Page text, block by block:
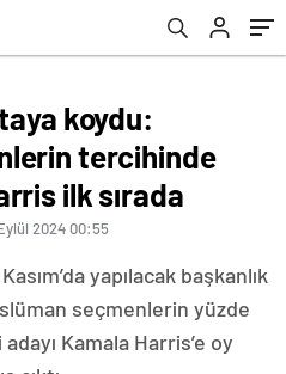
koydu:
tercihinde
ilk sırada
2024 00:55
yapılacak başkanlık
seçmenlerin yüzde
Kamala Harris’e oy